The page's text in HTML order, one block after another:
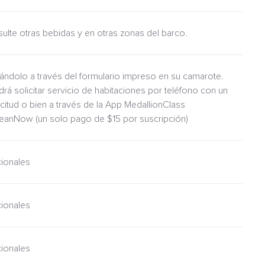
otras bebidas y en otras zonas del barco.
a través del formulario impreso en su camarote.
solicitar servicio de habitaciones por teléfono con un
o bien a través de la App MedallionClass
(un solo pago de $15 por suscripción)